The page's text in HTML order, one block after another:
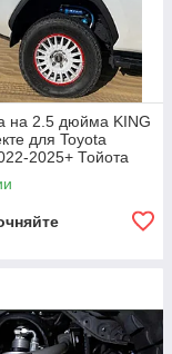
на 2.5 дюйма KING
для Toyota
2025+ Тойота
Внешний
амортизаторы